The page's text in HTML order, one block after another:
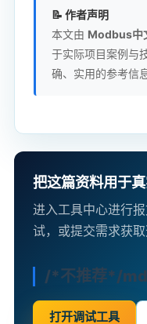
📝 作者声明
本文由 Modbus中
于实际项目案例与
确、实用的参考信息
把这篇资料用于真
进入工具中心进行
试，或提交需求获取
/*不推荐*/
打开调试工具